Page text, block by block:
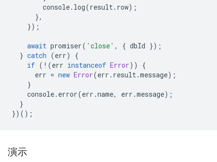
console. log(result. row);
},
});
await promiser( 'close' , { dbId });
} catch (err)
{
if ( ! (err instanceof Error))
{
err = new Error(err . result.message);
}
console. error(err .name, err .message);
}
})();
演示